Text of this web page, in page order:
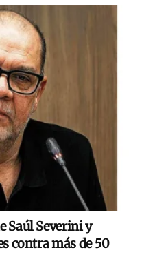
Saúl Severini y
contra más de 50